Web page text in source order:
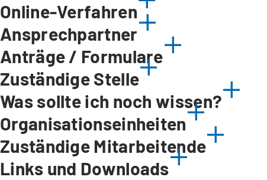
Online-Verfahren
Ansprechpartner
Anträge / Formulare
Zuständige Stelle
Was sollte ich noch wissen?
Organisationseinheiten
Zuständige Mitarbeitende
Links und Downloads